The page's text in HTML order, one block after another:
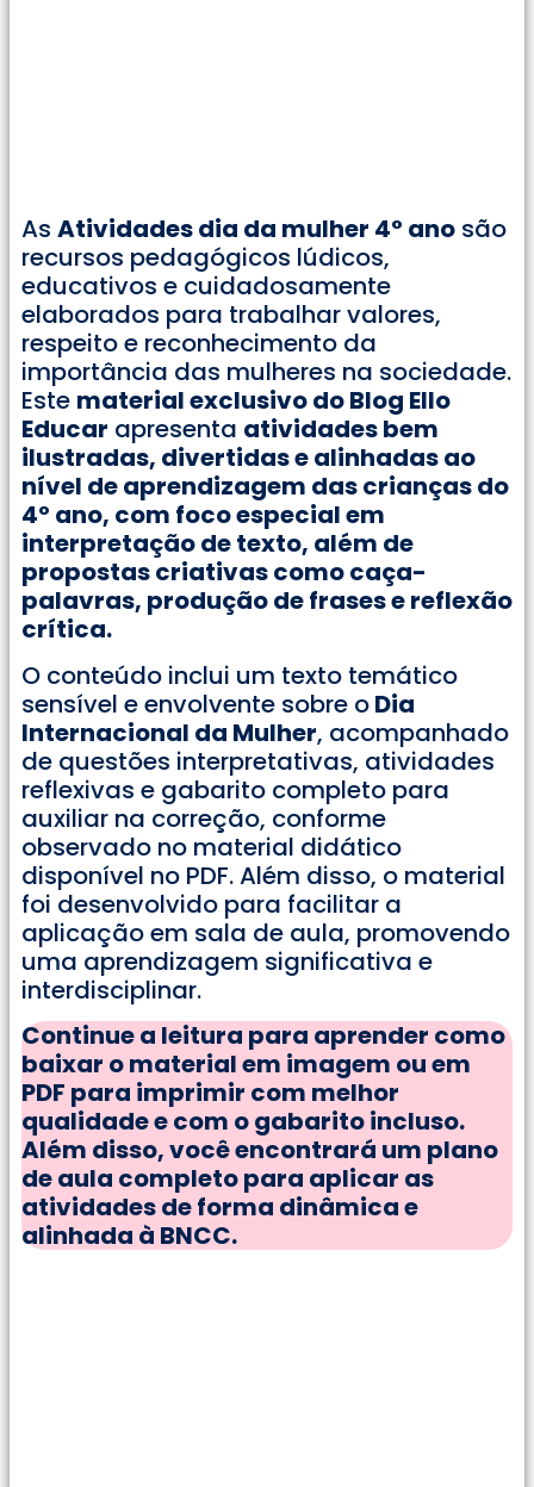
As Atividades dia da mulher 4° ano são
recursos pedagógicos lúdicos,
educativos e cuidadosamente
elaborados para trabalhar valores,
respeito e reconhecimento da
importância das mulheres na sociedade.
Este material exclusivo do Blog Ello
Educar apresenta atividades bem
ilustradas, divertidas e alinhadas ao
nível de aprendizagem das crianças do
4º ano, com foco especial em
interpretação de texto, além de
propostas criativas como caça-
palavras, produção de frases e reflexão
crítica.
O conteúdo inclui um texto temático
sensível e envolvente sobre oDia
Internacional da Mulher, acompanhado
de questões interpretativas, atividades
reflexivas e gabarito completo para
auxiliar na correção, conforme
observado no material didático
disponível no PDF. Além disso, o material
foi desenvolvido para facilitar a
aplicação em sala de aula, promovendo
uma aprendizagem significativa e
interdisciplinar.
Continue a leitura para aprender como
baixar o material em imagem ou em
PDF para imprimir com melhor
qualidade e com o gabarito incluso.
Além disso, você encontrará um plano
de aula completo para aplicar as
atividades de forma dinâmica e
alinhada à BNCC.